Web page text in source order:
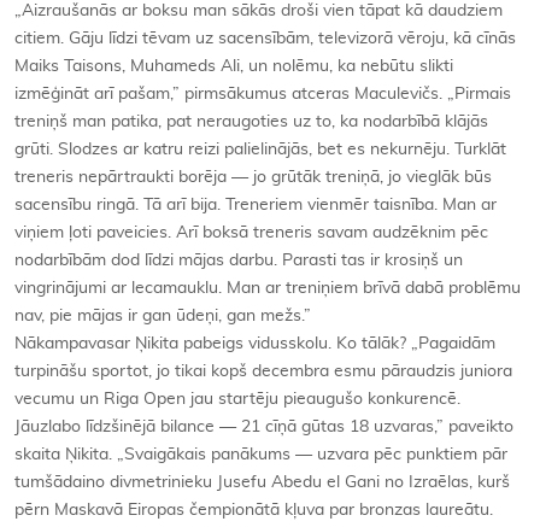
„Aizraušanās ar boksu man sākās droši vien tāpat kā daudziem
citiem. Gāju līdzi tēvam uz sacensībām, televizorā vēroju, kā cīnās
Maiks Taisons, Muhameds Ali, un nolēmu, ka nebūtu slikti
izmēģināt arī pašam,” pirmsākumus atceras Maculevičs. „Pirmais
treniņš man patika, pat neraugoties uz to, ka nodarbībā klājās
grūti. Slodzes ar katru reizi palielinājās, bet es nekurnēju. Turklāt
treneris nepārtraukti borēja — jo grūtāk treniņā, jo vieglāk būs
sacensību ringā. Tā arī bija. Treneriem vienmēr taisnība. Man ar
viņiem ļoti paveicies. Arī boksā treneris savam audzēknim pēc
nodarbībām dod līdzi mājas darbu. Parasti tas ir krosiņš un
vingrinājumi ar lecamauklu. Man ar treniņiem brīvā dabā problēmu
nav, pie mājas ir gan ūdeņi, gan mežs.”
Nākampavasar Ņikita pabeigs vidusskolu. Ko tālāk? „Pagaidām
turpināšu sportot, jo tikai kopš decembra esmu pāraudzis juniora
vecumu un Riga Open jau startēju pieaugušo konkurencē.
Jāuzlabo līdzšinējā bilance — 21 cīņā gūtas 18 uzvaras,” paveikto
skaita Ņikita. „Svaigākais panākums — uzvara pēc punktiem pār
tumšādaino divmetrinieku Jusefu Abedu el Gani no Izraēlas, kurš
pērn Maskavā Eiropas čempionātā kļuva par bronzas laureātu.